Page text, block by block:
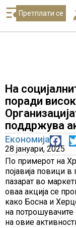
Претплати се
На
поради
поддржува
Економија
28 јануари, 2025
По примерот на
појавија повици в
пазарат во
оваа акција се
како Босна и
на потрошувачите
на овие